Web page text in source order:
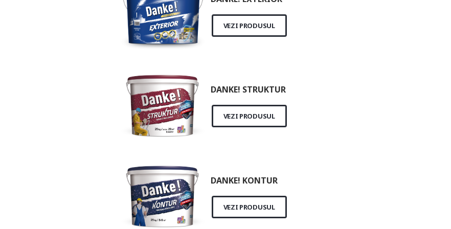
VEZI PRODUSUL
DANKE! STRUKTUR
VEZI PRODUSUL
DANKE! KONTUR
VEZI PRODUSUL